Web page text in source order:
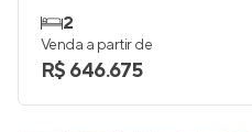
2
Venda a partir de
R$ 646.675